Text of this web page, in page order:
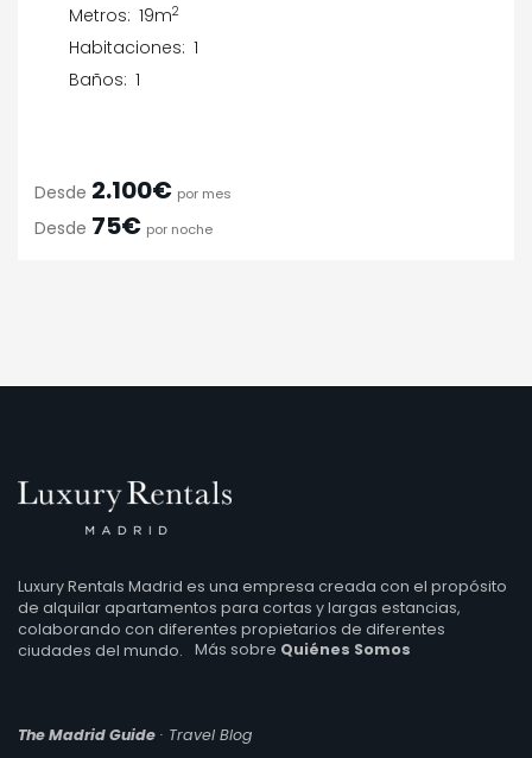
Metros: 19m2
Habitaciones: 1
Baños: 1
Desde 2.100€ por mes
Desde 75€ por noche
Luxury Rentals Madrid es una empresa creada con el propósito
de alquilar apartamentos para cortas y largas estancias,
colaborando con diferentes propietarios de diferentes
ciudades del mundo.
Más sobre Quiénes Somos
The Madrid Guide · Travel Blog